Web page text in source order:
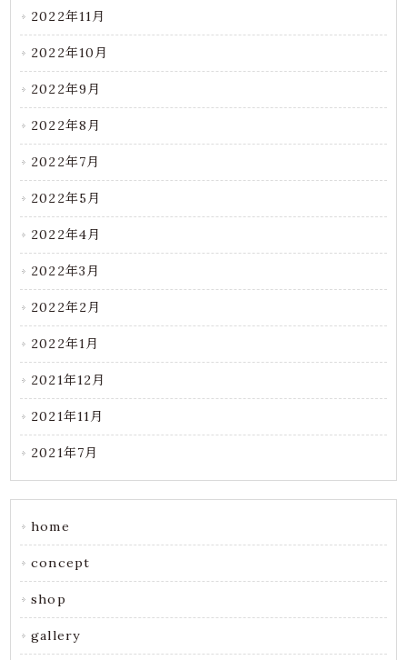
2022年11月
2022年10月
2022年9月
2022年8月
2022年7月
2022年5月
2022年4月
2022年3月
2022年2月
2022年1月
2021年12月
2021年11月
2021年7月
home
concept
shop
gallery